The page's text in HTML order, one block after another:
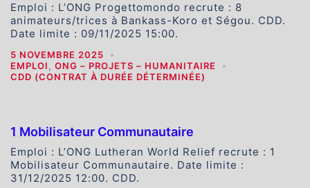
Emploi : L’ONG Progettomondo recrute : 8
animateurs/trices à Bankass-Koro et Ségou. CDD.
Date limite : 09/11/2025 15:00.
5 NOVEMBRE 2025
EMPLOI , ONG – PROJETS – HUMANITAIRE
CDD (CONTRAT À DURÉE DÉTERMINÉE)
1 Mobilisateur Communautaire
Emploi : L’ONG Lutheran World Relief recrute : 1
Mobilisateur Communautaire. Date limite :
31/12/2025 12:00. CDD.